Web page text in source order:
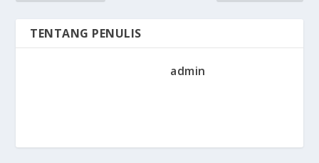
TENTANG PENULIS
admin